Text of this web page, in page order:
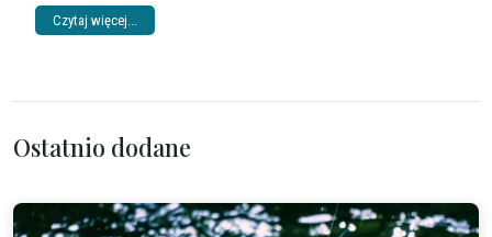
Czytaj więcej...
Ostatnio dodane